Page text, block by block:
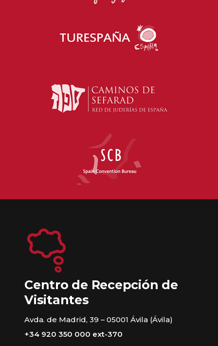
Centro de Recepción de
Visitantes
Avda. de Madrid, 39 – 05001 Ávila (Ávila)
+34 920 350 000 ext-370